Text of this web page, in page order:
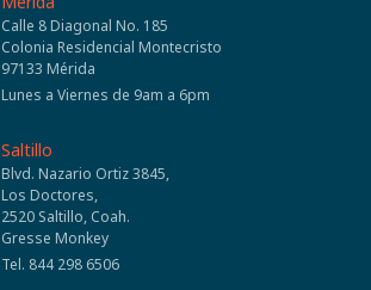
Calle 8 Diagonal No. 185
Colonia Residencial Montecristo
97133 Mérida
Lunes a Viernes de 9am a 6pm
Saltillo
Blvd. Nazario Ortiz 3845,
Los Doctores,
2520 Saltillo, Coah.
Gresse Monkey
Tel. 844 298 6506